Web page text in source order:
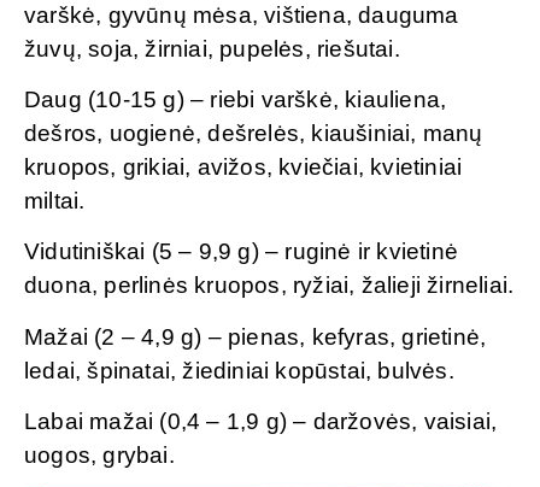
varškė, gyvūnų mėsa, vištiena, dauguma
žuvų, soja, žirniai, pupelės, riešutai.
Daug (10-15 g) – riebi varškė, kiauliena,
dešros, uogienė, dešrelės, kiaušiniai, manų
kruopos, grikiai, avižos, kviečiai, kvietiniai
miltai.
Vidutiniškai (5 – 9,9 g) – ruginė ir kvietinė
duona, perlinės kruopos, ryžiai, žalieji žirneliai.
Mažai (2 – 4,9 g) – pienas, kefyras, grietinė,
ledai, špinatai, žiediniai kopūstai, bulvės.
Labai mažai (0,4 – 1,9 g) – daržovės, vaisiai,
uogos, grybai.